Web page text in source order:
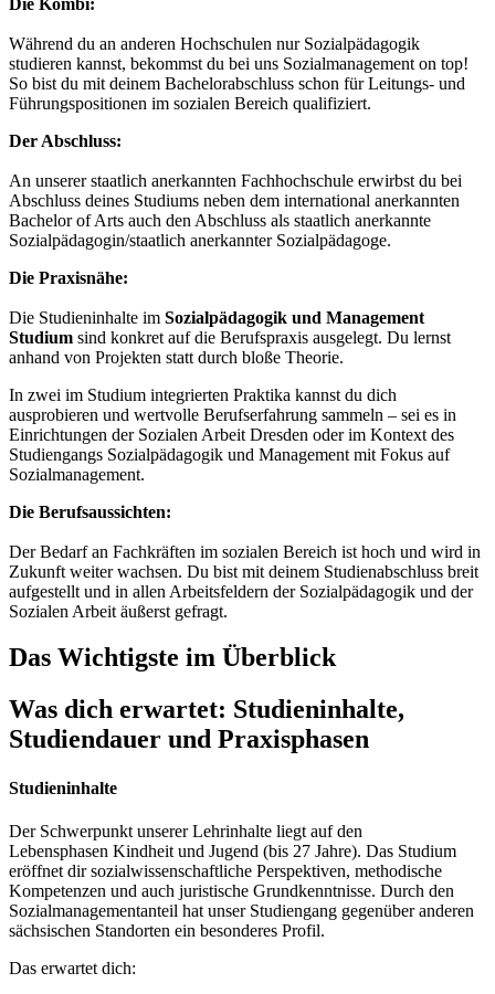
Während du an anderen Hochschulen nur Sozialpädagogik
studieren kannst, bekommst du bei uns Sozialmanagement on top!
So bist du mit deinem Bachelorabschluss schon für Leitungs- und
Führungspositionen im sozialen Bereich qualifiziert.
Der Abschluss:
An unserer staatlich anerkannten Fachhochschule erwirbst du bei
Abschluss deines Studiums neben dem international anerkannten
Bachelor of Arts auch den Abschluss als staatlich anerkannte
Sozialpädagogin/staatlich anerkannter Sozialpädagoge.
Die Praxisnähe:
Die Studieninhalte im Sozialpädagogik und Management
Studium sind konkret auf die Berufspraxis ausgelegt. Du lernst
anhand von Projekten statt durch bloße Theorie.
In zwei im Studium integrierten Praktika kannst du dich
ausprobieren und wertvolle Berufserfahrung sammeln – sei es in
Einrichtungen der Sozialen Arbeit Dresden oder im Kontext des
Studiengangs Sozialpädagogik und Management mit Fokus auf
Sozialmanagement.
Die Berufsaussichten:
Der Bedarf an Fachkräften im sozialen Bereich ist hoch und wird in
Zukunft weiter wachsen. Du bist mit deinem Studienabschluss breit
aufgestellt und in allen Arbeitsfeldern der Sozialpädagogik und der
Sozialen Arbeit äußerst gefragt.
Das Wichtigste im Überblick
Was dich erwartet: Studieninhalte,
Studiendauer und Praxisphasen
Studieninhalte
Der Schwerpunkt unserer Lehrinhalte liegt auf den
Lebensphasen Kindheit und Jugend (bis 27 Jahre). Das Studium
eröffnet dir sozialwissenschaftliche Perspektiven, methodische
Kompetenzen und auch juristische Grundkenntnisse. Durch den
Sozialmanagementanteil hat unser Studiengang gegenüber anderen
sächsischen Standorten ein besonderes Profil.
Das erwartet dich: